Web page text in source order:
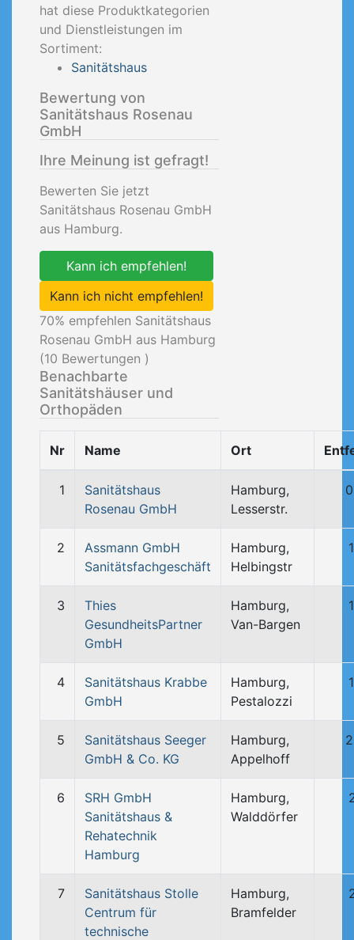
hat diese Produktkategorien
und Dienstleistungen im
Sortiment:
Sanitätshaus
Bewertung von
Sanitätshaus Rosenau
GmbH
Ihre Meinung ist gefragt!
Bewerten Sie jetzt
Sanitätshaus Rosenau GmbH
aus Hamburg.
Kann ich empfehlen!
Kann ich nicht empfehlen!
70% empfehlen Sanitätshaus
Rosenau GmbH aus Hamburg
(10 Bewertungen )
Benachbarte
Sanitätshäuser und
Orthopäden
Nr Name Ort
1
Sanitätshaus
Rosenau GmbH
Hamburg,
Lesserstr.
2
Assmann GmbH
Sanitätsfachgeschäft
Hamburg,
Helbingstr
3
Thies
GesundheitsPartner
GmbH
Hamburg,
Van-Bargen
4
Sanitätshaus Krabbe
GmbH
Hamburg,
Pestalozzi
5
Sanitätshaus Seeger
GmbH & Co. KG
Hamburg,
Appelhoff
6
SRH GmbH
Sanitätshaus &
Rehatechnik
Hamburg
Hamburg,
Walddörfer
7
Sanitätshaus Stolle
Centrum für
technische
Hamburg,
Bramfelder